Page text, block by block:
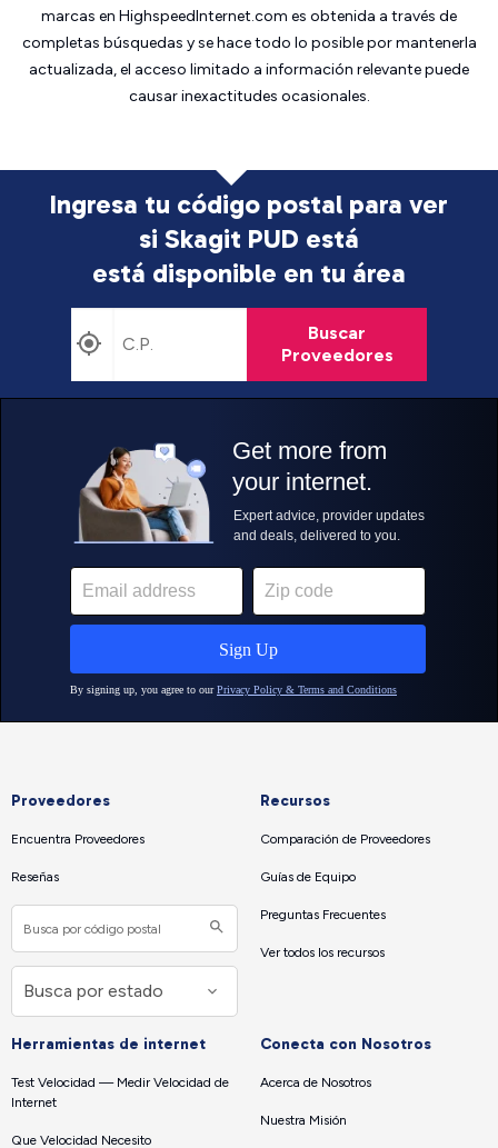
marcas en HighspeedInternet.com es obtenida a través de
completas búsquedas y se hace todo lo posible por mantenerla
actualizada, el acceso limitado a información relevante puede
causar inexactitudes ocasionales.
Ingresa tu código postal para ver
si Skagit PUD está
está disponible en tu área
Buscar
Proveedores
Proveedores
Encuentra Proveedores
Reseñas
Recursos
Comparación de Proveedores
Guías de Equipo
Preguntas Frecuentes
Ver todos los recursos
Herramientas de internet
Test Velocidad — Medir Velocidad de
Internet
Que Velocidad Necesito
Conecta con Nosotros
Acerca de Nosotros
Nuestra Misión